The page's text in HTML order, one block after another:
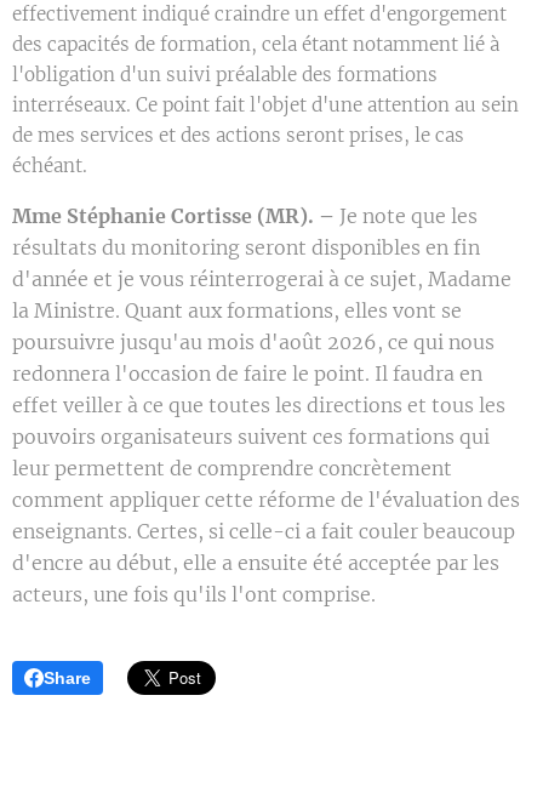
effectivement indiqué craindre un effet d'engorgement
des capacités de formation, cela étant notamment lié à
l'obligation d'un suivi préalable des formations
interréseaux. Ce point fait l'objet d'une attention au sein
de mes services et des actions seront prises, le cas
échéant.
Mme Stéphanie Cortisse (MR). – Je note que les
résultats du monitoring seront disponibles en fin
d'année et je vous réinterrogerai à ce sujet, Madame
la Ministre. Quant aux formations, elles vont se
poursuivre jusqu'au mois d'août 2026, ce qui nous
redonnera l'occasion de faire le point. Il faudra en
effet veiller à ce que toutes les directions et tous les
pouvoirs organisateurs suivent ces formations qui
leur permettent de comprendre concrètement
comment appliquer cette réforme de l'évaluation des
enseignants. Certes, si celle-ci a fait couler beaucoup
d'encre au début, elle a ensuite été acceptée par les
acteurs, une fois qu'ils l'ont comprise.
Share